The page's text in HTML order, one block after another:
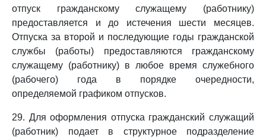
отпуск гражданскому служащему (работнику)
предоставляется и до истечения шести месяцев.
Отпуска за второй и последующие годы гражданской
службы (работы) предоставляются гражданскому
служащему (работнику) в любое время служебного
(рабочего) года в порядке очередности,
определяемой графиком отпусков.
29. Для оформления отпуска гражданский служащий
(работник) подает в структурное подразделение